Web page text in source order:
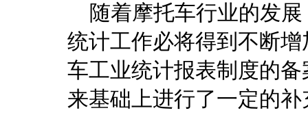
随着摩托车行业的发展
统计工作必将得到不断
车工业统计报表制度的
来基础上进行了一定的